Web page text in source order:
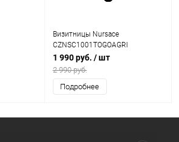
Визитницы Nursace
CZNSC1001TOGOAGRI
1 990 руб. / шт
2 990 руб.
Подробнее